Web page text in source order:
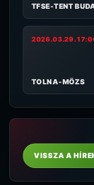
2026.03.29.
TOLNA-MÖZS
VISSZA A